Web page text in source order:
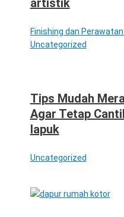
Finishing dan Perawatan
Uncategorized
Tips Mudah
Agar Tetap
lapuk
Uncategorized